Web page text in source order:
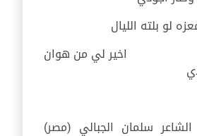
لو بلته الليال
لي من هوان
سلمان الجبالي (مصر)